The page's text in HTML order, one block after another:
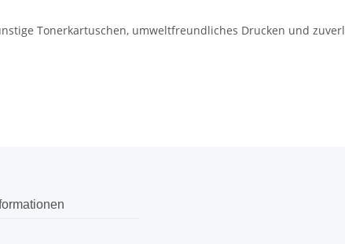
Tonerkartuschen, umweltfreundliches Drucken und